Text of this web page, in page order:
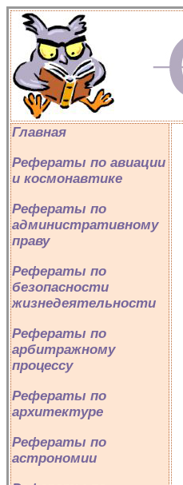
Главная
Рефераты по авиации
и космонавтике
Рефераты по
административному
праву
Рефераты по
безопасности
жизнедеятельности
Рефераты по
арбитражному
процессу
Рефераты по
архитектуре
Рефераты по
астрономии